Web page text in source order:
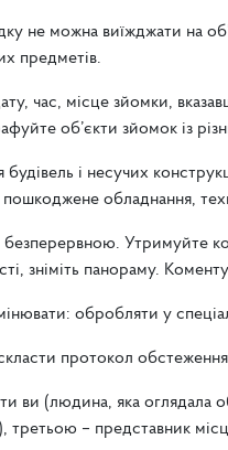
не можна виїжджати на
предметів.
час, місце зйомки,
об’єкти зйомок із
і несучих
обладнання,
безперервною. Утримуйте
зніміть панораму.
обробляти у
протокол обстеження
ви (людина, яка оглядала
– представник